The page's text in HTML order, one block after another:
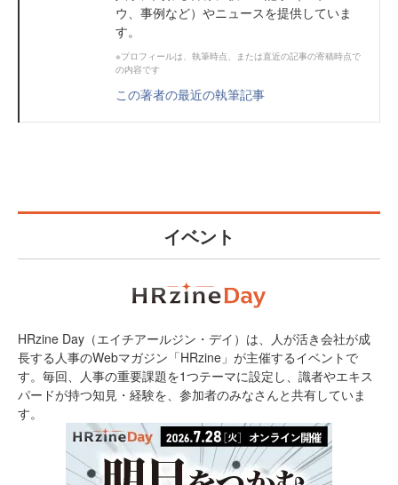
ウ、事例など）やニュースを提供していま
す。
※プロフィールは、執筆時点、または直近の記事の寄稿時点で
の内容です
この著者の最近の執筆記事
イベント
HRzine Day（エイチアールジン・デイ）は、人が活き会社が成
長する人事のWebマガジン「HRzine」が主催するイベントで
す。毎回、人事の重要課題を1つテーマに設定し、識者やエキス
パードが持つ知見・経験を、参加者のみなさんと共有していま
す。